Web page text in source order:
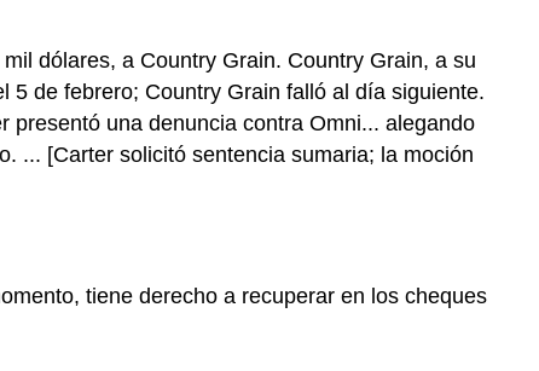
Discusión
Conclusión
Requisito
Normas
dólares, a Country Grain. Country Grain, a su
5 de febrero; Country Grain falló al día siguiente.
presentó una denuncia contra Omni... alegando
... [Carter solicitó sentencia sumaria; la moción
tiene derecho a recuperar en los cheques